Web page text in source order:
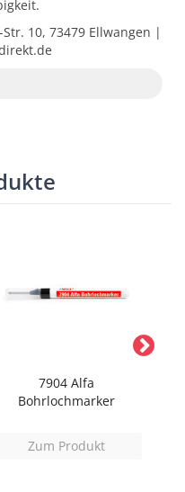
10, 73479 Ellwangen |
7904 Alfa
Bohrlochmarker
Zum Produkt